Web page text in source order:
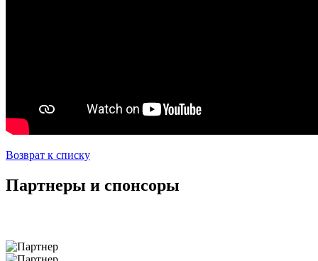
Возврат к списку
Партнеры и спонсоры